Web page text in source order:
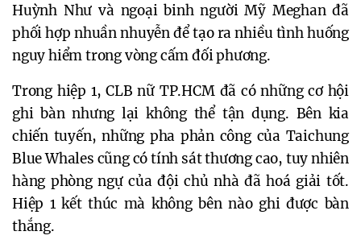
Huỳnh Như và ngoại binh người Mỹ Meghan đã
phối hợp nhuần nhuyễn để tạo ra nhiều tình huống
nguy hiểm trong vòng cấm đối phương.
Trong hiệp 1, CLB nữ TP.HCM đã có những cơ hội
ghi bàn nhưng lại không thể tận dụng. Bên kia
chiến tuyến, những pha phản công của Taichung
Blue Whales cũng có tính sát thương cao, tuy nhiên
hàng phòng ngự của đội chủ nhà đã hoá giải tốt.
Hiệp 1 kết thúc mà không bên nào ghi được bàn
thắng.